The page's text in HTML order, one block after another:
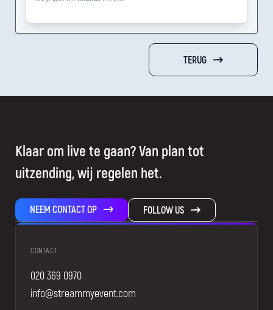
TERUG
Klaar om live te gaan? Van plan tot
uitzending, wij regelen het.
NEEM CONTACT OP FOLLOW US
CONTACT
020 369 0970
info@streammyevent.com